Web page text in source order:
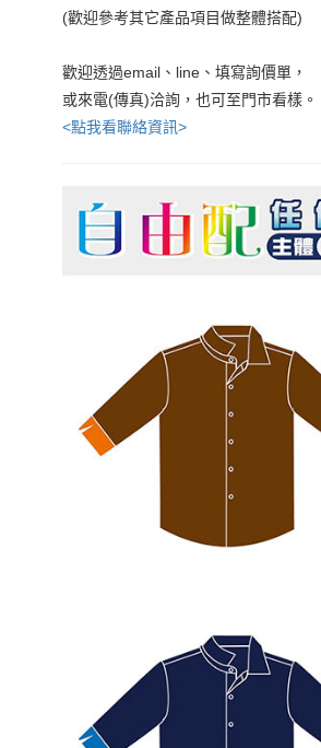
(歡迎參考其它產品項目做整體搭配)
歡迎透過email、line、填寫詢價單，
或來電(傳真)洽詢，也可至門市看樣。
<點我看聯絡資訊>